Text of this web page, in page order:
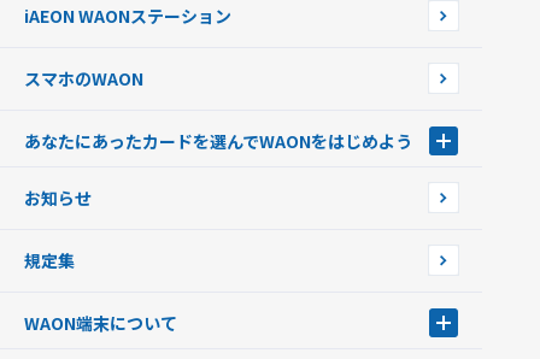
チャージ上限金額の変更について
iAEON WAONステーション
スマホのWAON
あなたにあったカードを選んでWAONをはじめよう
フードバンク応援WAON
ご当地WAON
G.G WAON
お知らせ
規定集
WAON端末について